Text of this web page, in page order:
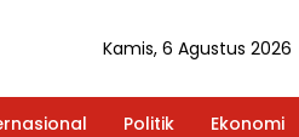
Kamis, 6 Agustus 2026
Politik Ekonomi